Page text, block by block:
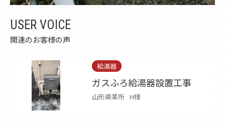
USER VOICE
関連のお客様の声
給湯器
ガスふろ給湯器設置工事
山形県某所 H様